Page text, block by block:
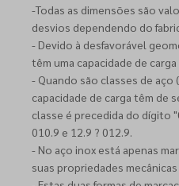
-Todas as dimensões são
desvios dependendo do
- Devido à desfavorável
têm uma capacidade de
- Quando são classes de aço
capacidade de carga têm de
classe é precedida do dígito
010.9 e 12.9 ? 012.9.
- No aço inox está apenas
suas propriedades mecânicas